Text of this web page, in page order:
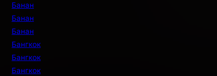
Банан
Банан
Банан
Бангкок
Бангкок
Бангкок